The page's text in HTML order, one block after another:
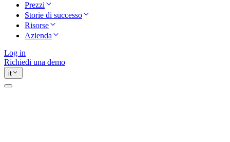
Prezzi
Storie di successo
Risorse
Azienda
Log in
Richiedi una demo
it